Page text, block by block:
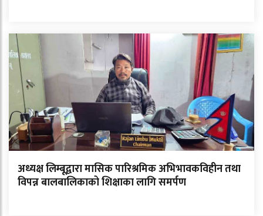
अध्यक्ष लिम्बूद्वारा मासिक पारिश्रमिक अभिभावकविहीन तथा
विपन्न बालबालिकाको शिक्षाका लागि समर्पण